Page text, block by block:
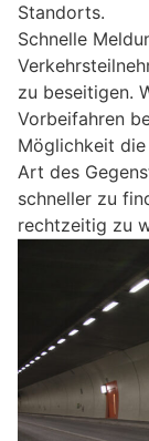
Standorts.
Schnelle
zu beseitigen.
Vorbeifahren
Möglichkeit
Art des
schneller zu
rechtzeitig zu